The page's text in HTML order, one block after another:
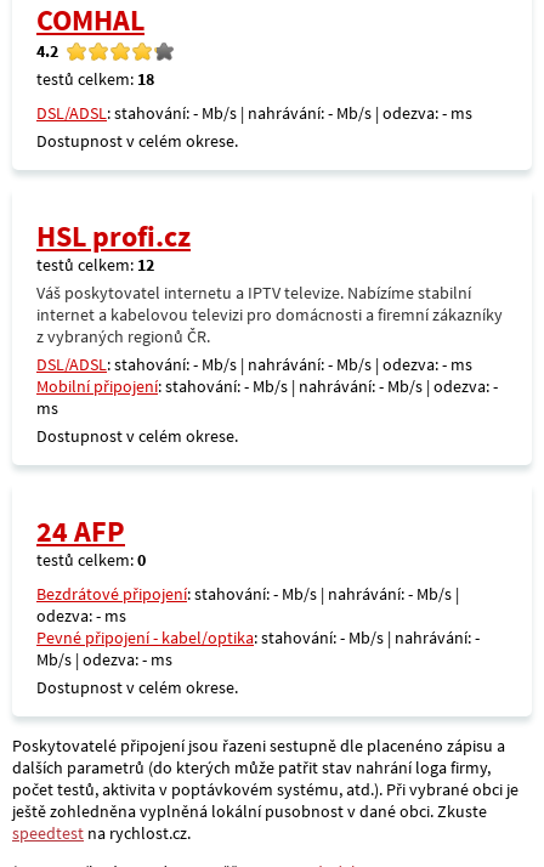
COMHAL
4.2
testů celkem: 18
DSL/ADSL: stahování: - Mb/s | nahrávání: - Mb/s | odezva: - ms
Dostupnost v celém okrese.
HSL profi.cz
testů celkem: 12
Váš poskytovatel internetu a IPTV televize. Nabízíme stabilní
internet a kabelovou televizi pro domácnosti a firemní zákazníky
z vybraných regionů ČR.
DSL/ADSL: stahování: - Mb/s | nahrávání: - Mb/s | odezva: - ms
Mobilní připojení: stahování: - Mb/s | nahrávání: - Mb/s | odezva: -
ms
Dostupnost v celém okrese.
24 AFP
testů celkem:0
Bezdrátové připojení: stahování: - Mb/s | nahrávání: - Mb/s |
odezva: - ms
Pevné připojení - kabel/optika: stahování: - Mb/s | nahrávání: -
Mb/s | odezva: - ms
Dostupnost v celém okrese.
Poskytovatelé připojení jsou řazeni sestupně dle placenéno zápisu a
dalších parametrů (do kterých může patřit stav nahrání loga firmy,
počet testů, aktivita v poptávkovém systému, atd.). Při vybrané obci je
ještě zohledněna vyplněná lokální pusobnost v dané obci. Zkuste
speedtest na rychlost.cz.